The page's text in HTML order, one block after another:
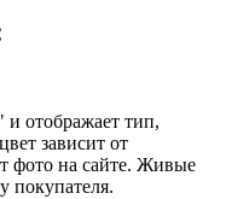
отображает тип,
зависит от
фото на сайте. Живые
покупателя.